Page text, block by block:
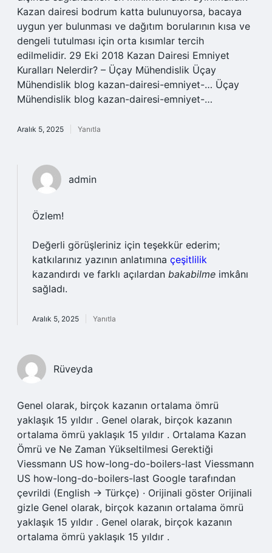
Kazan dairesi bodrum katta bulunuyorsa, bacaya
uygun yer bulunması ve dağıtım borularının kısa ve
dengeli tutulması için orta kısımlar tercih
edilmelidir. 29 Eki 2018 Kazan Dairesi Emniyet
Kuralları Nelerdir? – Üçay Mühendislik Üçay
Mühendislik blog kazan-dairesi-emniyet-… Üçay
Mühendislik blog kazan-dairesi-emniyet-…
Aralık 5, 2025 Yanıtla
admin
Özlem!
Değerli görüşleriniz için teşekkür ederim;
katkılarınız yazının anlatımına çeşitlilik
kazandırdı ve farklı açılardan bakabilme imkânı
sağladı.
Aralık 5, 2025 Yanıtla
Rüveyda
Genel olarak, birçok kazanın ortalama ömrü
yaklaşık 15 yıldır . Genel olarak, birçok kazanın
ortalama ömrü yaklaşık 15 yıldır . Ortalama Kazan
Ömrü ve Ne Zaman Yükseltilmesi Gerektiği
Viessmann US how-long-do-boilers-last Viessmann
US how-long-do-boilers-last Google tarafından
çevrildi (English → Türkçe) · Orijinali göster Orijinali
gizle Genel olarak, birçok kazanın ortalama ömrü
yaklaşık 15 yıldır . Genel olarak, birçok kazanın
ortalama ömrü yaklaşık 15 yıldır .